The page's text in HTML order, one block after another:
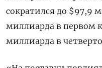
сократился до $97,9
миллиарда в первом
миллиарда в